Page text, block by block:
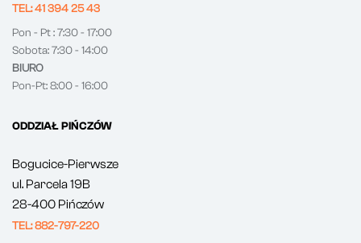
TEL: 41 394 25 43
Pon - Pt : 7:30 - 17:00
Sobota: 7:30 - 14:00
BIURO
Pon-Pt: 8:00 - 16:00
ODDZIAŁ PIŃCZÓW
Bogucice-Pierwsze
ul. Parcela 19B
28-400 Pińczów
TEL: 882-797-220